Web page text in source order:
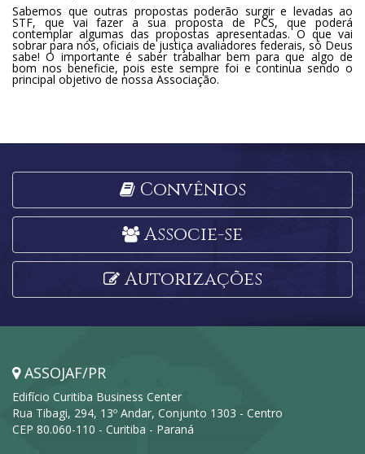
Sabemos que outras propostas poderão surgir e levadas ao
STF, que vai fazer a sua proposta de PCS, que poderá
contemplar algumas das propostas apresentadas. O que vai
sobrar para nós, oficiais de justiça avaliadores federais, só Deus
sabe! O importante é saber trabalhar bem para que algo de
bom nos beneficie, pois este sempre foi e continua sendo o
principal objetivo de nossa Associação.
Convênios
Associe-se
Autorizações
ASSOJAF/PR
Edifício Curitiba Business Center
Rua Tibagi, 294, 13º Andar, Conjunto 1303 - Centro
CEP 80.060-110 - Curitiba - Paraná